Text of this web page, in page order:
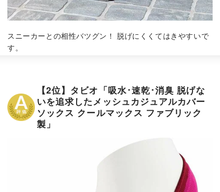
スニーカーとの相性バツグン！ 脱げにくくてはきやすいで
す。
【2位】タビオ「吸水･速乾･消臭 脱げな
いを追求したメッシュカジュアルカバー
ソックス クールマックス ファブリック
製」